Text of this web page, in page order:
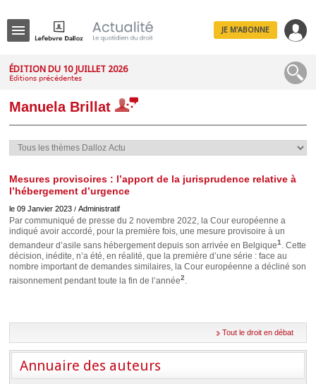
JE M'ABONNE
ÉDITION DU 10 JUILLET 2026
Éditions précédentes
Manuela Brillat
Mesures provisoires : l’apport de la jurisprudence relative à
l’hébergement d’urgence
le 09 Janvier 2023 / Administratif
Par communiqué de presse du 2 novembre 2022, la Cour européenne a
indiqué avoir accordé, pour la première fois, une mesure provisoire à un
demandeur d’asile sans hébergement depuis son arrivée en Belgique1. Cette
décision, inédite, n’a été, en réalité, que la première d’une série : face au
nombre important de demandes similaires, la Cour européenne a décliné son
raisonnement pendant toute la fin de l’année2.
Tout le droit en débat
Annuaire des auteurs